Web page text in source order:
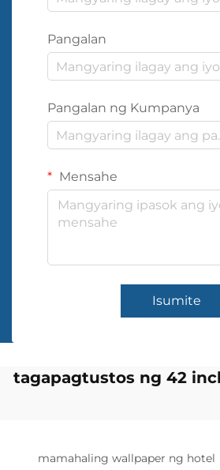
Pangalan
Pangalan ng Kumpanya
Mensahe
Isumite
tagapagtustos ng 42
mamahaling wallpaper ng hotel